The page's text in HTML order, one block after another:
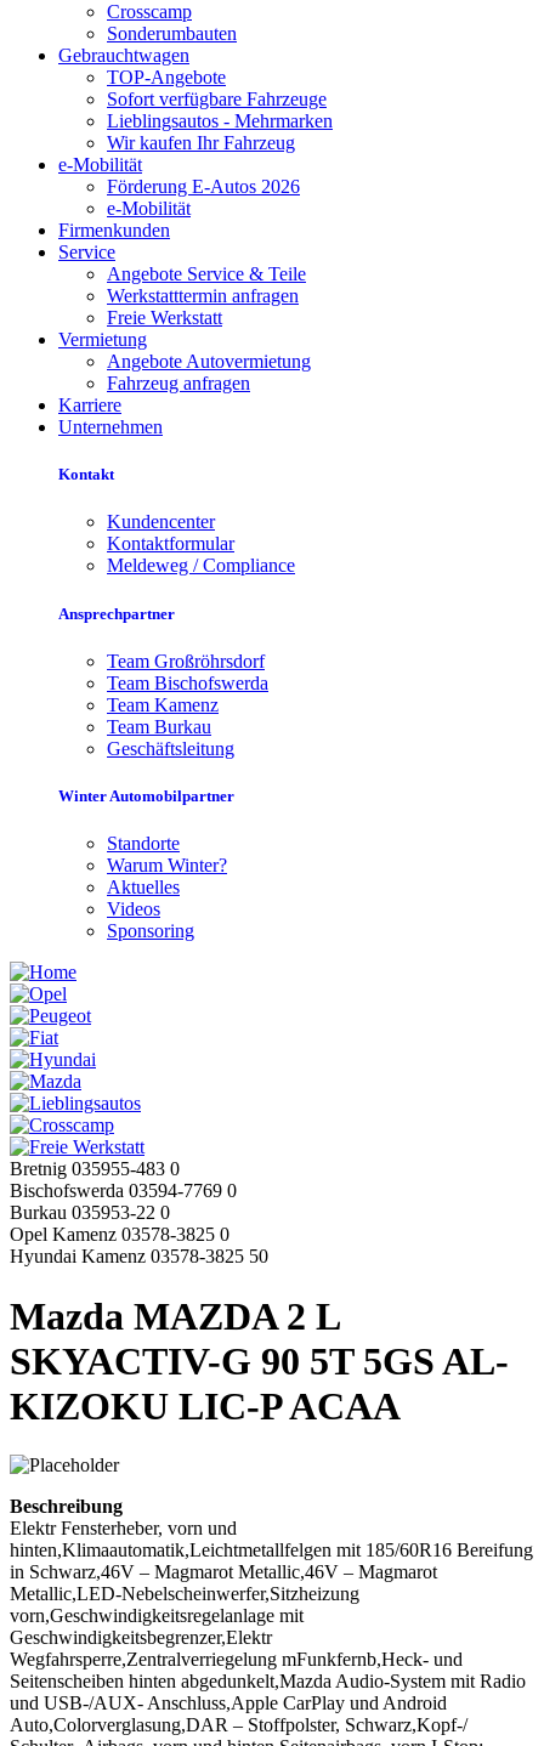
Crosscamp
Sonderumbauten
Gebrauchtwagen
TOP-Angebote
Sofort verfügbare Fahrzeuge
Lieblingsautos - Mehrmarken
Wir kaufen Ihr Fahrzeug
e-Mobilität
Förderung E-Autos 2026
e-Mobilität
Firmenkunden
Service
Angebote Service & Teile
Werkstatttermin anfragen
Freie Werkstatt
Vermietung
Angebote Autovermietung
Fahrzeug anfragen
Karriere
Unternehmen
Kontakt
Kundencenter
Kontaktformular
Meldeweg / Compliance
Ansprechpartner
Team Großröhrsdorf
Team Bischofswerda
Team Kamenz
Team Burkau
Geschäftsleitung
Winter Automobilpartner
Standorte
Warum Winter?
Aktuelles
Videos
Sponsoring
Bretnig 035955-483 0
Bischofswerda 03594-7769 0
Burkau 035953-22 0
Opel Kamenz 03578-3825 0
Hyundai Kamenz 03578-3825 50
Mazda MAZDA 2 L
SKYACTIV-G 90 5T 5GS AL-
KIZOKU LIC-P ACAA
Beschreibung
Elektr Fensterheber, vorn und
hinten,Klimaautomatik,Leichtmetallfelgen mit 185/60R16 Bereifung
in Schwarz,46V – Magmarot Metallic,46V – Magmarot
Metallic,LED-Nebelscheinwerfer,Sitzheizung
vorn,Geschwindigkeitsregelanlage mit
Geschwindigkeitsbegrenzer,Elektr
Wegfahrsperre,Zentralverriegelung mFunkfernb,Heck- und
Seitenscheiben hinten abgedunkelt,Mazda Audio-System mit Radio
und USB-/AUX- Anschluss,Apple CarPlay und Android
Auto,Colorverglasung,DAR – Stoffpolster, Schwarz,Kopf-/